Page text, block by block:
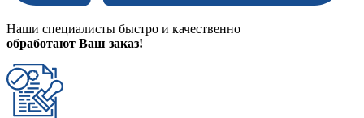
Наши специалисты быстро и качественно
обработают Ваш заказ!